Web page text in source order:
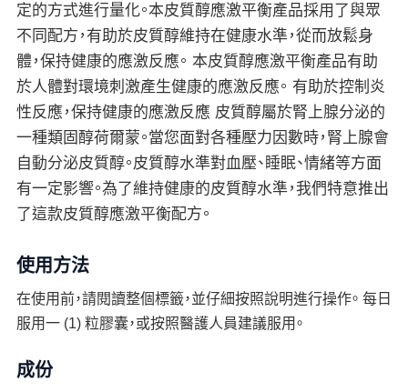
定的方式進行量化。本皮質醇應激平衡產品採用了與眾
不同配方，有助於皮質醇維持在健康水準，從而放鬆身
體，保持健康的應激反應。 本皮質醇應激平衡產品有助
於人體對環境刺激產生健康的應激反應。 有助於控制炎
性反應，保持健康的應激反應 皮質醇屬於腎上腺分泌的
一種類固醇荷爾蒙。當您面對各種壓力因數時，腎上腺會
自動分泌皮質醇。皮質醇水準對血壓、睡眠、情緒等方面
有一定影響。為了維持健康的皮質醇水準，我們特意推出
了這款皮質醇應激平衡配方。
使用方法
在使用前，請閱讀整個標籤，並仔細按照說明進行操作。 每日
服用一 (1) 粒膠囊，或按照醫護人員建議服用。
成份